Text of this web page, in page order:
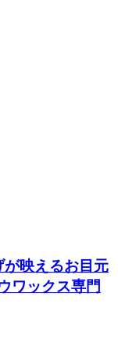
が映えるお目元
ワックス専門